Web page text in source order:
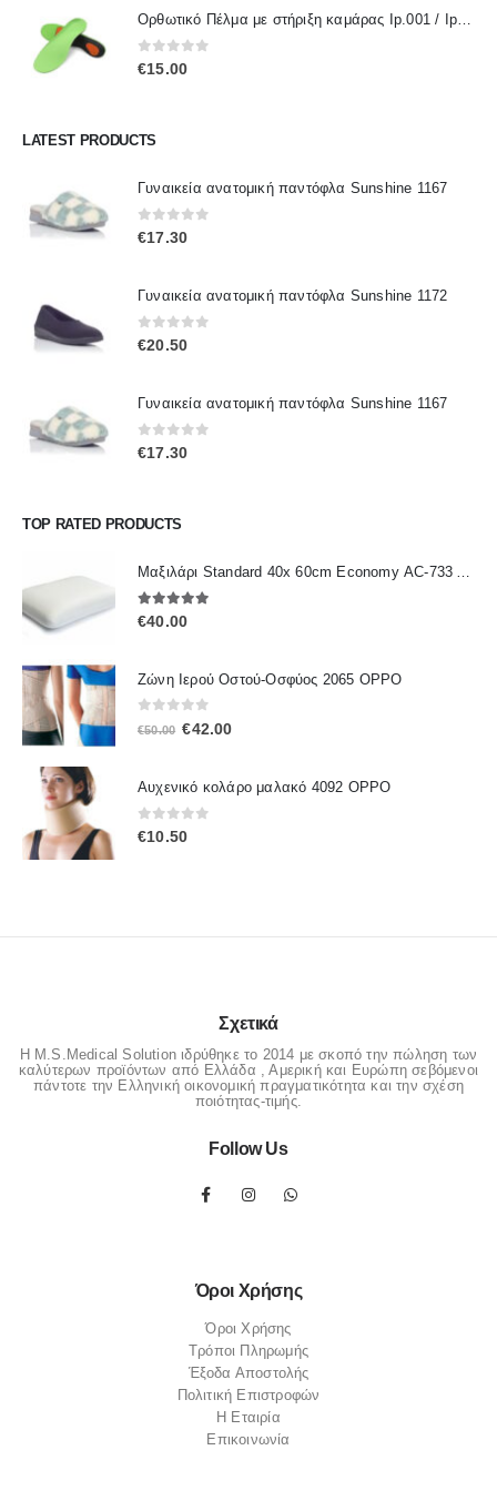
Ορθωτικό Πέλμα με στήριξη καμάρας Ip.001 / IpInsoles
0out of 5
€15.00
LATEST PRODUCTS
Γυναικεία ανατομική παντόφλα Sunshine 1167
0out of 5
€17.30
Γυναικεία ανατομική παντόφλα Sunshine 1172
0out of 5
€20.50
Γυναικεία ανατομική παντόφλα Sunshine 1167
0out of 5
€17.30
TOP RATED PRODUCTS
Μαξιλάρι Standard 40x 60cm Economy ΑC-733 ALFACARE
5.00out of 5
€40.00
Ζώνη Ιερού Οστού-Οσφύος 2065 OPPO
out of 5
€50.00 Original
€50.00.
€42.00Η
είναι:
Αυχενικό κολάρο μαλακό 4092 OPPO
0out of 5
€10.50
Σχετικά
Η M.S.Medical Solution ιδρύθηκε το 2014 με σκοπό την πώληση των
καλύτερων προϊόντων από Ελλάδα , Αμερική και Ευρώπη σεβόμενοι
πάντοτε την Ελληνική οικονομική πραγματικότητα και την σχέση
ποιότητας-τιμής.
Follow Us
Όροι Χρήσης
Όροι Χρήσης
Τρόποι Πληρωμής
Έξοδα Αποστολής
Πολιτική Επιστροφών
Η Εταιρία
Επικοινωνία